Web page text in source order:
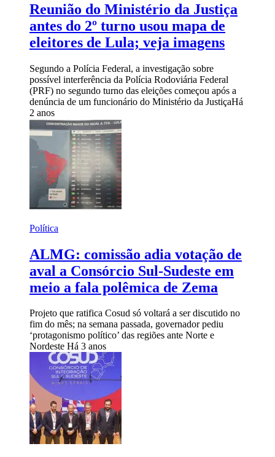
Reunião do Ministério da Justiça
antes do 2º turno usou mapa de
eleitores de Lula; veja imagens
Segundo a Polícia Federal, a investigação sobre
possível interferência da Polícia Rodoviária Federal
(PRF) no segundo turno das eleições começou após a
denúncia de um funcionário do Ministério da JustiçaHá
2 anos
Política
ALMG: comissão adia votação de
aval a Consórcio Sul-Sudeste em
meio a fala polêmica de Zema
Projeto que ratifica Cosud só voltará a ser discutido no
fim do mês; na semana passada, governador pediu
‘protagonismo político’ das regiões ante Norte e
Nordeste Há 3 anos